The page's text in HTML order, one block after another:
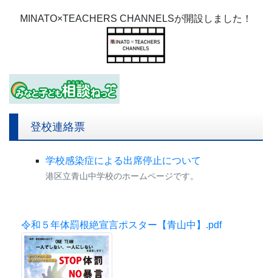
MINATO×TEACHERS CHANNELSが開設しました！
登校連絡票
学校感染症による出席停止について
港区立青山中学校のホームページです。
令和５年体罰根絶宣言ポスター【青山中】.pdf